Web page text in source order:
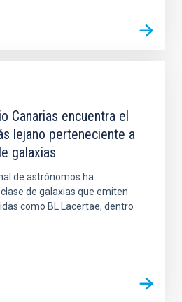
Canarias encuentra el
lejano perteneciente a
galaxias
de astrónomos ha
de galaxias que emiten
como BL Lacertae, dentro